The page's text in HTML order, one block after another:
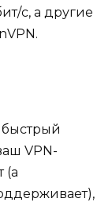
с, а другие
VPN-
(а